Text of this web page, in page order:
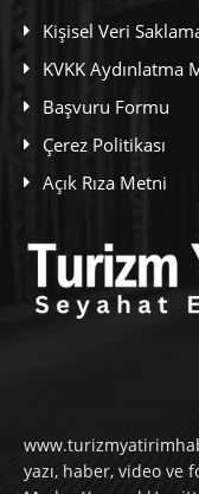
Kişisel Veri
KVKK Aydınlatma
Başvuru Formu
Çerez Politikası
Açık Rıza Metni
yazı, haber, video ve